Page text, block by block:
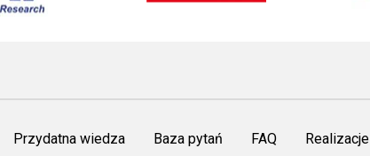
Przydatna wiedza Baza pytań FAQ Realizacje